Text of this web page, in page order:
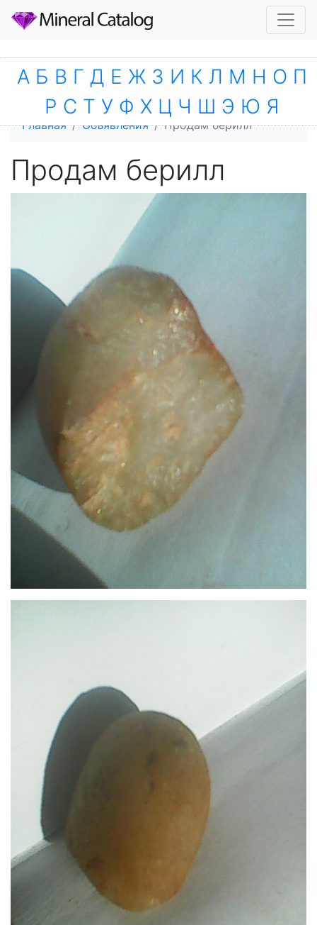
Главная Объявления Продам берилл
Продам берилл
А Б В Г Д Е Ж З И К Л М Н О П
Р С Т У Ф Х Ц Ч Ш Э Ю Я